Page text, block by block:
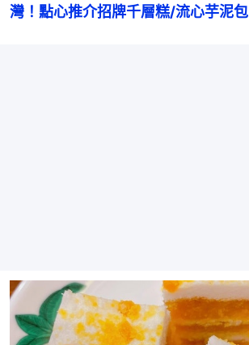
灣！點心推介招牌千層糕/流心芋泥包